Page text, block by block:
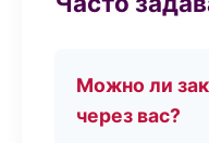
Можно ли
через вас?